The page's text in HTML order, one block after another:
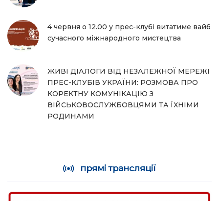
4 червня о 12.00 у прес-клубі витатиме вайб
сучасного міжнародного мистецтва
ЖИВІ ДІАЛОГИ ВІД НЕЗАЛЕЖНОЇ МЕРЕЖІ
ПРЕС-КЛУБІВ УКРАЇНИ: РОЗМОВА ПРО
КОРЕКТНУ КОМУНІКАЦІЮ З
ВІЙСЬКОВОСЛУЖБОВЦЯМИ ТА ЇХНІМИ
РОДИНАМИ
прямі трансляції